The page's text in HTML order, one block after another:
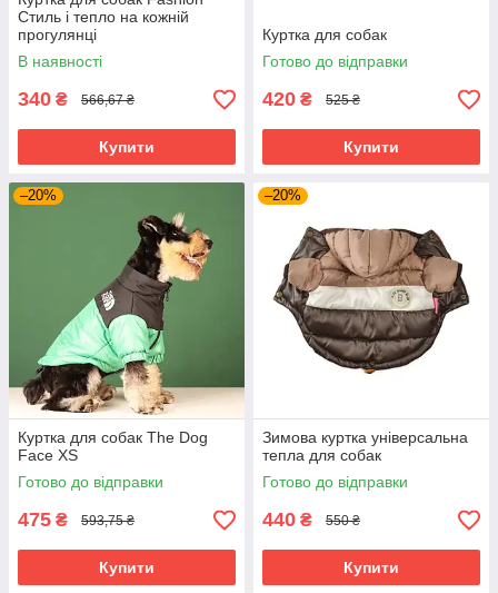
Стиль і тепло на кожній
прогулянці
В наявності
340 ₴ 566,67 ₴
Купити
Куртка для собак
Готово до відправки
420 ₴ 525 ₴
Купити
–20%
Куртка для собак The Dog
Face XS
Готово до відправки
475 ₴ 593,75 ₴
Купити
–20%
Зимова куртка універсальна
тепла для собак
Готово до відправки
440 ₴ 550 ₴
Купити